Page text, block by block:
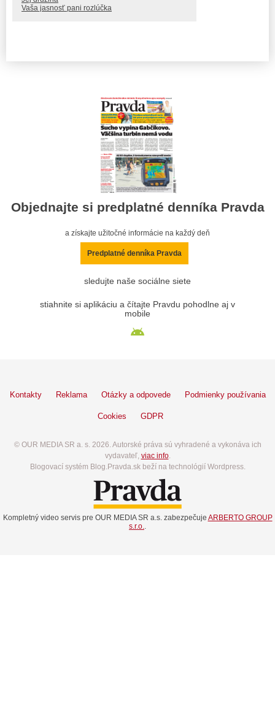
Vaša jasnosť pani rozlúčka
Objednajte si predplatné denníka Pravda
a získajte užitočné informácie na každý deň
Predplatné denníka Pravda
sledujte naše sociálne siete
stiahnite si aplikáciu a čítajte Pravdu pohodlne aj v
mobile
Kontakty Reklama Otázky a odpovede Podmienky používania
Cookies GDPR
© OUR MEDIA SR a. s. 2026. Autorské práva sú vyhradené a vykonáva ich
vydavateľ, viac info.
Blogovací systém Blog.Pravda.sk beží na technológií Wordpress.
Kompletný video servis pre OUR MEDIA SR a.s. zabezpečuje ARBERTO GROUP
s.r.o..